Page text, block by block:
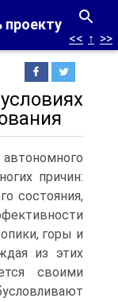
<< ↑ >>
причин:
состояния,
горы и
из этих
своими